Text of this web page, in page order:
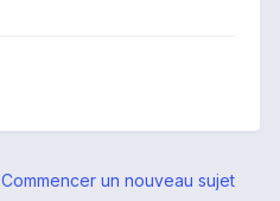
Commencer un nouveau sujet